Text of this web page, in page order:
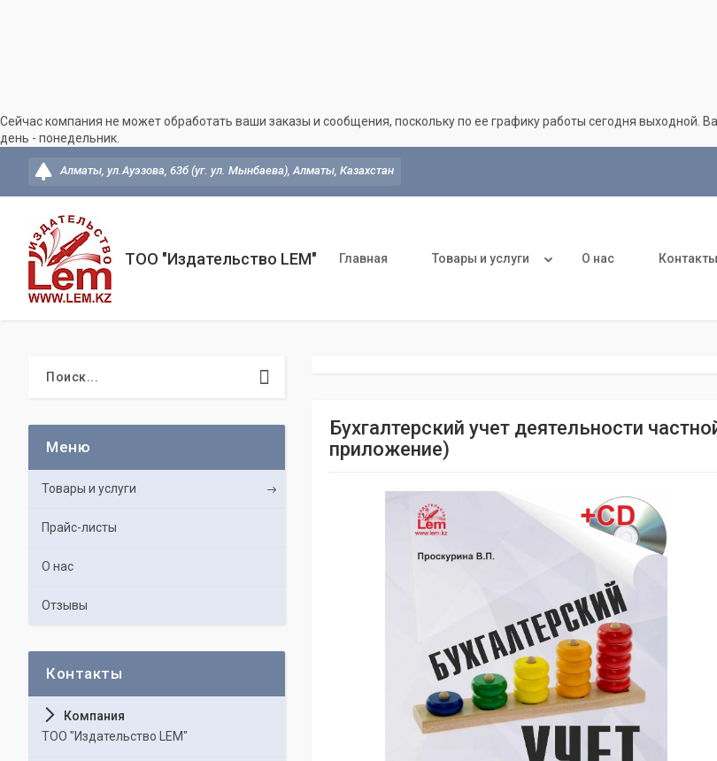
Сейчас компания не может обработать ваши заказы и сообщения, поскольку по ее графику работы сегодня
день - понедельник.
Алматы, ул.Ауэзова, 63б (уг. ул. Мынбаева), Алматы, Казахстан
ТОО "Издательство LEM" Главная Товары и услуги О нас Контакты
Бухгалтерский учет деятельности
приложение)
Товары и услуги
Прайс-листы
О нас
Отзывы
ТОО "Издательство LEM"